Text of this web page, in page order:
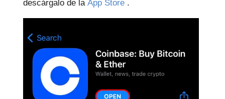
descárgalo de la App Store .